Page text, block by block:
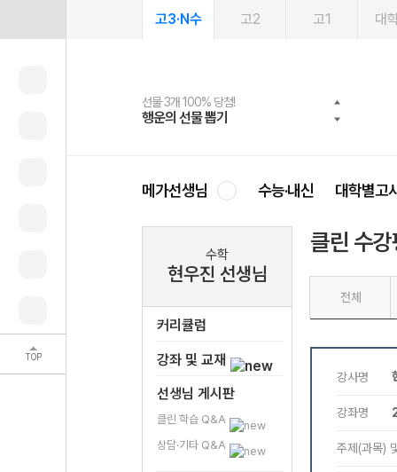
TOP
고3·N수 고2 고1 대
선물 3개 100% 당첨!
행운의 선물 뽑기
선물 100% 증정!
메가스터디 X 올리브
여름방학 스터디 캐시백
메가런 썸머스쿨
2027 러셀 단과
강사 공개선발
스마트러닝앱
설문 EVENT
메가패스
3일 무료 체험권
메가패스 수강생 무료혜택!
메가클럽 멤버십
사회공헌 캠페인
희망이룸 메가나눔
메가선생님 수능·내신 대학별고
수학
현우진 선생님
커리큘럼
강좌 및 교재
선생님 게시판
클린 학습 Q&A
상담·기타 Q&A
클린 수강
전체